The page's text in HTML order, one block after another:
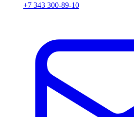
+7 343 300-89-10